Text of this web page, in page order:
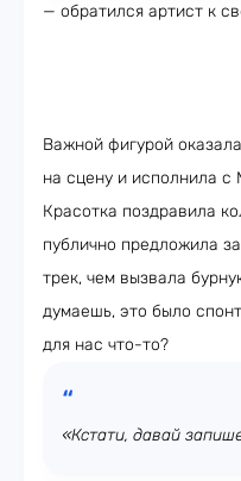
— обратился артист к
Важной фигурой
на сцену и исполнила
Красотка поздравила
публично предложила
трек, чем вызвала
думаешь, это было
для нас что-то?
«Кстати, давай